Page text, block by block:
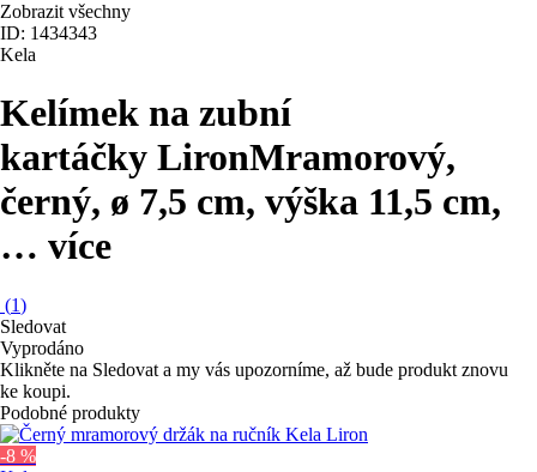
Zobrazit všechny
ID: 1434343
Kela
Kelímek na zubní
kartáčky LironMramorový,
černý, ø 7,5 cm, výška 11,5 cm,
… více
(1)
Sledovat
Vyprodáno
Klikněte na Sledovat a my vás upozorníme, až bude produkt znovu
ke koupi.
Podobné produkty
-8 %